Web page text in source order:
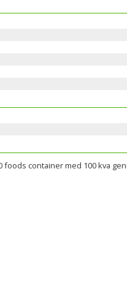
foods container med 100 kva